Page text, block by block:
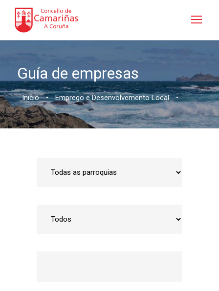
Guía de empresas
Inicio • Emprego e Desenvolvemento Local •